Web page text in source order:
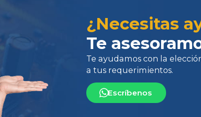
¿Necesitas
Te
a tus requerimientos.
Escríbenos